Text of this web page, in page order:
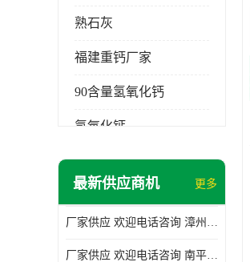
熟石灰
福建重钙厂家
90含量氢氧化钙
氢氧化钙
氧化钙
最新供应商机 更多
厂家供应 欢迎电话咨询 漳州活性重钙粉
厂家供应 欢迎电话咨询 南平活性重钙粉批发厂